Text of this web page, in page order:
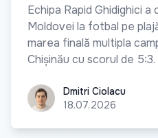
Echipa Rapid Ghidighici
Moldovei la fotbal pe
marea finală multipla
Chișinău cu scorul de 5:3.
Dmitri Ciolacu
Dmitri Ciolacu
18.07.2026